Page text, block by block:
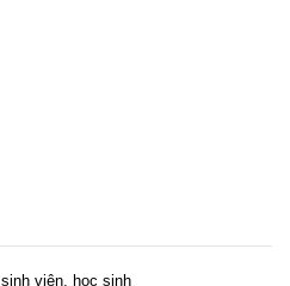
viên, học sinh